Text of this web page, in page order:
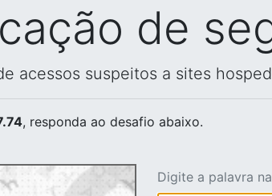
de
acessos suspeitos a sites
, responda ao desafio abaixo.
Digite a palavra